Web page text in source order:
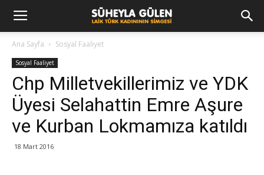
Ana Sayfa Sosyal Faaliyet
Sosyal Faaliyet
Chp Milletvekillerimiz ve YDK
Üyesi Selahattin Emre Aşure
ve Kurban Lokmamıza katıldı
18 Mart 2016